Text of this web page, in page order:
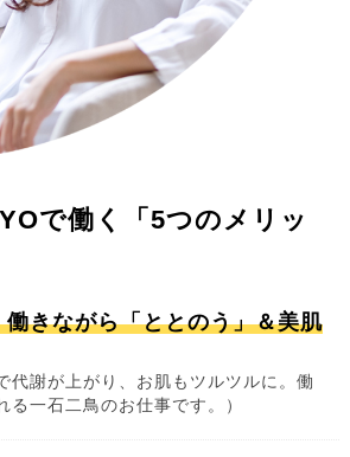
で働く「5つのメリッ
きながら「ととのう」＆美肌
代謝が上がり、お肌もツルツルに。働
る一石二鳥のお仕事です。）